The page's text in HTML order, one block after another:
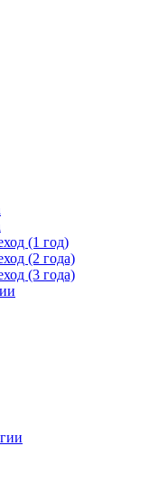
(1 год)
(2 года)
(3 года)